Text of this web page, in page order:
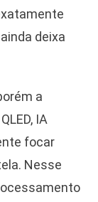
deixa
a
IA
focar
Nesse